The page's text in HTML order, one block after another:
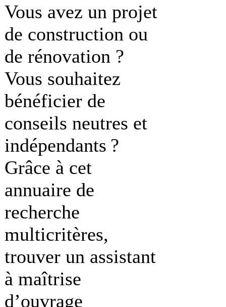
Vous avez un projet
de construction ou
de rénovation ?
Vous souhaitez
bénéficier de
conseils neutres et
indépendants ?
Grâce à cet
annuaire de
recherche
multicritères,
trouver un assistant
à maîtrise
d’ouvrage